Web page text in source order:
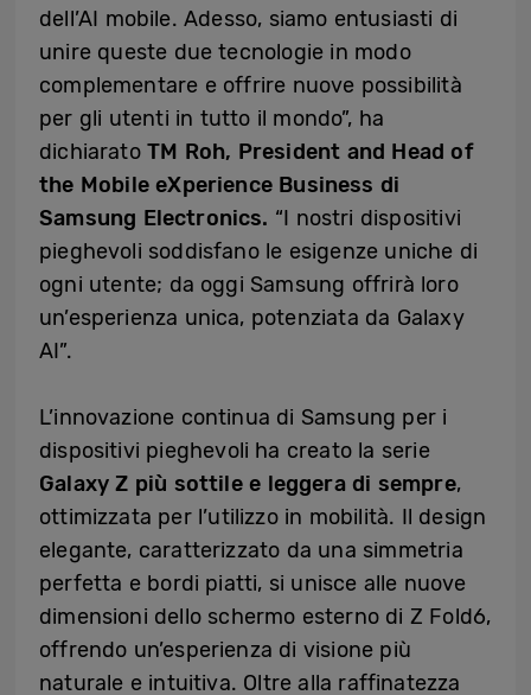
dell’AI mobile. Adesso, siamo entusiasti di
unire queste due tecnologie in modo
complementare e offrire nuove possibilità
per gli utenti in tutto il mondo”, ha
dichiaratoTM Roh, President and Head of
the Mobile eXperience Business di
Samsung Electronics. “I nostri dispositivi
pieghevoli soddisfano le esigenze uniche di
ogni utente; da oggi Samsung offrirà loro
un’esperienza unica, potenziata da Galaxy
AI”.
L’innovazione continua di Samsung per i
dispositivi pieghevoli ha creato la serie
Galaxy Z più sottile e leggera di sempre,
ottimizzata per l’utilizzo in mobilità. Il design
elegante, caratterizzato da una simmetria
perfetta e bordi piatti, si unisce alle nuove
dimensioni dello schermo esterno di Z Fold6,
offrendo un’esperienza di visione più
naturale e intuitiva. Oltre alla raffinatezza